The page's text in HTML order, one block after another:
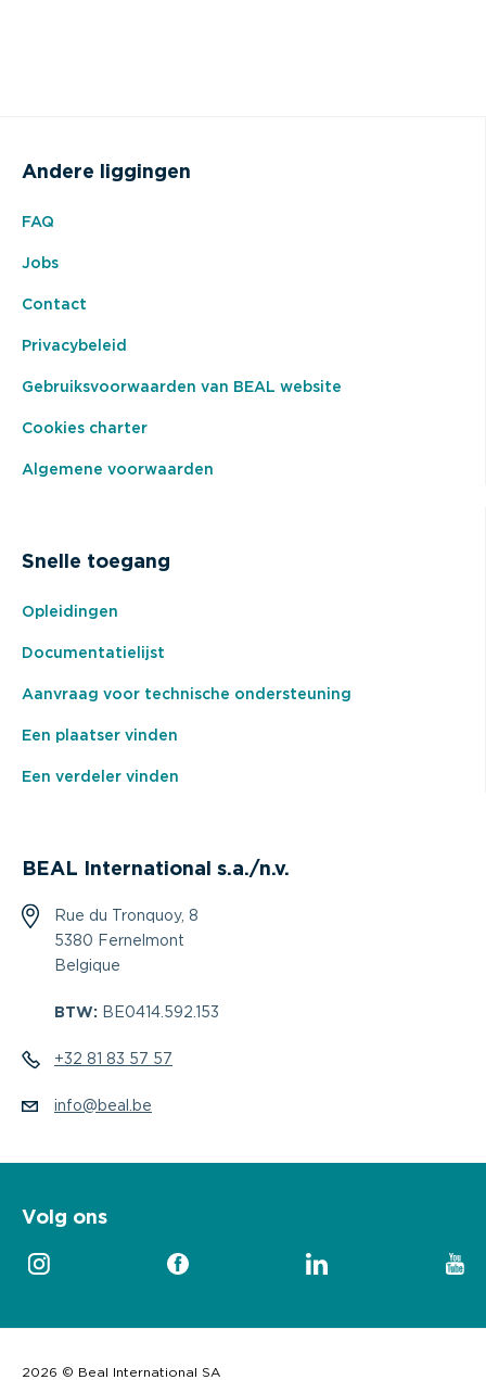
Andere liggingen
FAQ
Jobs
Contact
Privacybeleid
Gebruiksvoorwaarden van BEAL website
Cookies charter
Algemene voorwaarden
Snelle toegang
Opleidingen
Documentatielijst
Aanvraag voor technische ondersteuning
Een plaatser vinden
Een verdeler vinden
BEAL International s.a./n.v.
Rue du Tronquoy, 8
5380 Fernelmont
Belgique
BTW: BE0414.592.153
+32 81 83 57 57
info@beal.be
Volg ons
2026 © Beal International SA